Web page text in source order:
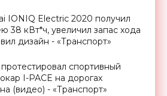
IONIQ Electric 2020 получил
38 кВт*ч, увеличил запас хода
дизайн - «Транспорт»
спортивный
I-PACE на дорогах
(видео) - «Транспорт»